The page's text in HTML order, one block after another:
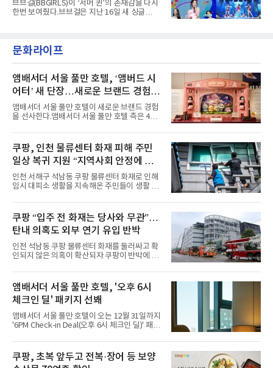
난달 26일 자에 2억 고지를 밟았다. 이는 최근 5
년 내 데뷔한 보이그룹의 곡 중 최단기 2억 달성
했다. “내 티, 5 bucks 바지는, 만원” 등 멤버들
의 라이프 스타일
브브걸(BBGIRLS)이 ‘서머 퀸’의 존재감을 다시
한번 보여줬다.브브걸은 지난 16일 새 싱글
MBC '쇼! 음악중심', SBS '인기가요' 등 주요 음
악방송 무대에 올라 화려한 퍼포먼스를 펼쳤다.
력을 앞세워 매 무대 색다른 볼거리를 선사했다.
특히 화사한 파스텔 톤의 비치웨어부터 청량한
마린룩, 햇살 아래 반짝이는 물결을 연상시키는
스커트, 강렬한 붉은 계열의 스타일링까지 각기
다른 매력을 선보였다. 브브걸은 다채로운 여름
패션을 완벽하게 소화하며 보
문화라이프
앰배서더 서울 풀만 호텔, ‘앰버드 시
어터’ 새 단장…새로운 브랜드 경험 선
사
앰배서더 서울 풀만 호텔이 새로운 브랜드 경험
을 선사한다.앰배서더 서울 풀만 호텔 측은 4일
이야기를 담은 인형 극장 콘셉트의 공간 ‘앰버드
시어터(Ambird Theater)’를 새롭게 선보인
다”고 밝혔다.앰배서더 서울 풀만 호텔은 로비
한편에 마련된 앰버드 존을 통해 앰버드의 세계
관을 소개해왔다. 앰버드 존은 앰버드가 우주여
행 중 수집한 다양한 굿즈를 전시한 '앰버드 플래
닛(Ambird Planet)과 계절별 플라워 연출로 사
라 극장을 모티브로 한 데코레이션으로 구성됐
다. 무대 공간 및 티켓 박스
쿠팡, 인천 물류센터 화재 피해 주민
일상 복귀 지원 “지역사회 안정에 총
력”
인천 서해구 석남동 쿠팡 물류센터 화재로 인해
임시 대피소 생활을 지속해온 주민들이 생활 터
필먼트서비스(CFS)가 지난 28일부터 화재 피해
주민을 대상으로 전문 출장 청소서비스 지원에
나섬으로써 본격적인 지역사회 복구 작업이 시
작된 것이다.대피소 주민 중심 청소 접수, 첫날
부터 2가구 지원 완료CFS는 신현초등학교, 신
현북초등학교, 신현여자중학교 등 인천 서해구
관내 임시 대피소 3곳에서 체류해온 화재 피해
민들의 호응 속에 CFS는 즉시 행동에 나섰다. 지
난 28일 오후 전문 청소업체와
쿠팡 “입주 전 화재는 당사와 무관”…
탄내 의혹도 외부 연기 유입 반박
인천 석남동 쿠팡 물류센터 화재를 둘러싸고 확
인되지 않은 의혹이 확산되자 쿠팡이 반박에 나
에 대해서는 외부 화재 연기 유입이라고 설명했
고, 2023년 같은 물류센터에서 발생한 화재에
대해서도 쿠팡 입주 전 공사 과정에서 벌어진 일
이라며 선을 그었다.쿠팡은 21일 인천 물류센터
내부에서 불이 타는 냄새가 났다는 의혹과 관련
해 “사실무근”이라는 입장을 밝혔다.회사 측은
“인근에서 지난 15일 다른 회사에서 발생한 대
것으로 확인됐다”고 설명했다.이어 “정확한 화
재 원인은 추후 조사될
앰배서더 서울 풀만 호텔, '오후 6시
체크인 딜' 패키지 선봬
앰배서더 서울 풀만 호텔이 오는 12월 31일까지
'6PM Check-in Deal(오후 6시 체크인 딜)' 패키
으로 여유로운 저녁 시간부터 호텔 스테이를 시
작할 수 있도록 준비됐다.앰배서더 서울 풀만 호
텔 측은 “퇴근 후 또는 주말 도심 속에서 짧지만
쿠팡, 초복 앞두고 전복·장어 등 보양